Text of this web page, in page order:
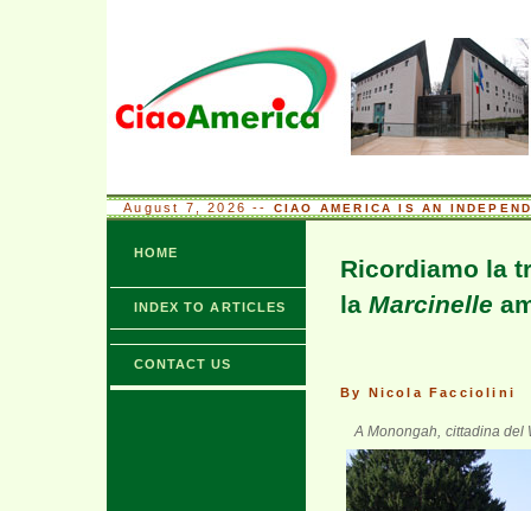
August 7, 2026 -- CIAO AMERICA IS AN
HOME
INDEX TO ARTICLES
CONTACT US
Ricordiamo la
la Marcinelle
By Nicola Facciolini
A Monongah, cittadina del